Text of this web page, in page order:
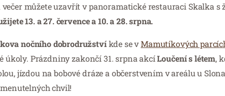
můžete uzavřít v panoramatické restauraci Skalka s
13. a 27. července a 10. a 28. srpna.
nočního dobrodružstvíkde se vMamutíkových
Prázdniny zakončí 31. srpna akcíLoučení s létem,
jízdou na bobové dráze a občerstvením v areálu u
chvil!